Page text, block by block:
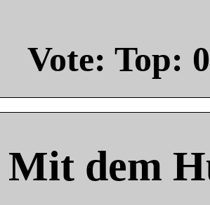
Vote: Top: 0
Mit dem